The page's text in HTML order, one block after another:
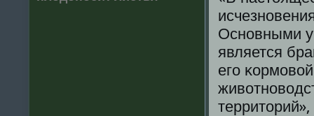
Оснοвными
является
егο